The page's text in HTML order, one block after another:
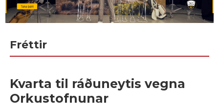
Fréttir
Kvarta til ráðuneytis vegna
Orkustofnunar